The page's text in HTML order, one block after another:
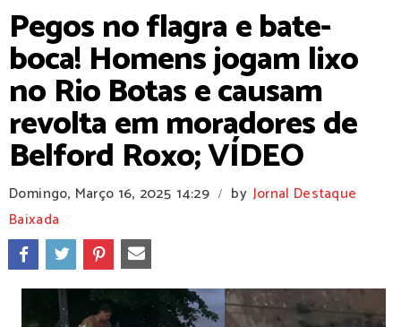
Pegos no flagra e bate-
boca! Homens jogam lixo
no Rio Botas e causam
revolta em moradores de
Belford Roxo; VÍDEO
Domingo, Março 16, 2025 14:29 / by Jornal Destaque
Baixada